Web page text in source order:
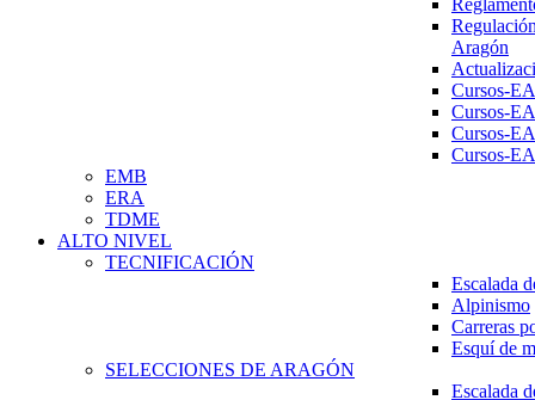
Aragón
Cursos-
Cursos-
Cursos-
Cursos-
EMB
ERA
TDME
ALTO NIVEL
TECNIFICACIÓN
Escalada
Alpinismo
Carreras
Esquí de
SELECCIONES DE ARAGÓN
Escalada